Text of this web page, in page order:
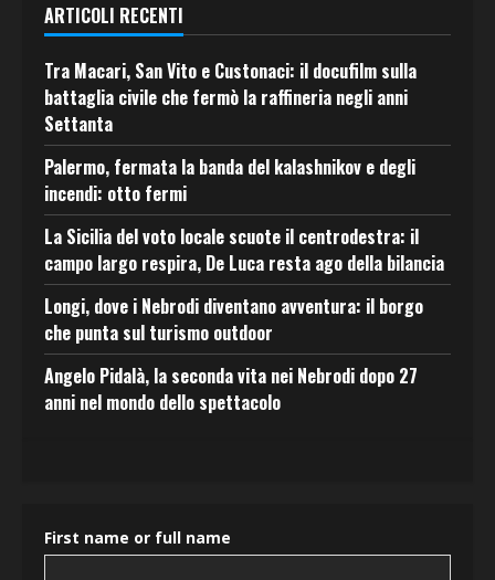
ARTICOLI RECENTI
Tra Macari, San Vito e Custonaci: il docufilm sulla
battaglia civile che fermò la raffineria negli anni
Settanta
Palermo, fermata la banda del kalashnikov e degli
incendi: otto fermi
La Sicilia del voto locale scuote il centrodestra: il
campo largo respira, De Luca resta ago della bilancia
Longi, dove i Nebrodi diventano avventura: il borgo
che punta sul turismo outdoor
Angelo Pidalà, la seconda vita nei Nebrodi dopo 27
anni nel mondo dello spettacolo
First name or full name